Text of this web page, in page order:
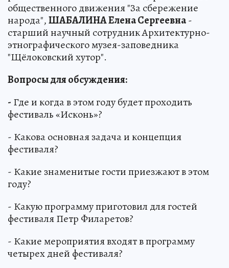
общественного движения "За сбережение
народа",ШАБАЛИНА Елена Сергеевна-
старший научный сотрудник Архитектурно-
этнографического музея-заповедника
"Щёлоковский хутор".
Вопросы для обсуждения:
- Где и когда в этом году будет проходить
фестиваль «Исконь»?
- Какова основная задача и концепция
фестиваля?
- Какие знаменитые гости приезжают в этом
году?
- Какую программу приготовил для гостей
фестиваля Петр Филаретов?
- Какие мероприятия входят в программу
четырех дней фестиваля?